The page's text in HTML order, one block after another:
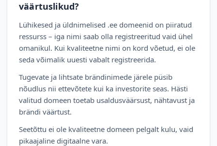
väärtuslikud?
Lühikesed ja üldnimelised .ee domeenid on piiratud
ressurss – iga nimi saab olla registreeritud vaid ühel
omanikul. Kui kvaliteetne nimi on kord võetud, ei ole
seda võimalik uuesti vabalt registreerida.
Tugevate ja lihtsate brändinimede järele püsib
nõudlus nii ettevõtete kui ka investorite seas. Hästi
valitud domeen toetab usaldusväärsust, nähtavust ja
brändi väärtust.
Seetõttu ei ole kvaliteetne domeen pelgalt kulu, vaid
pikaajaline digitaalne vara.